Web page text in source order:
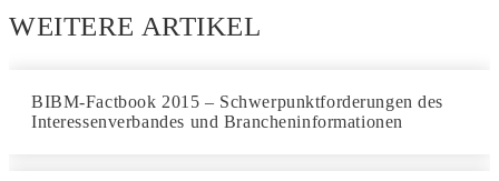
WEITERE ARTIKEL
BIBM-Factbook 2015 – Schwerpunktforderungen des
Interessenverbandes und Brancheninformationen